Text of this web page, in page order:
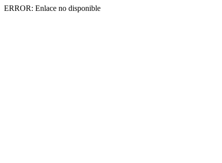
ERROR: Enlace no disponible